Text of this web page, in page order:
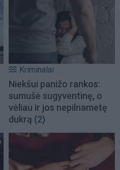
Kriminalai
Niekšui panižo rankos:
sumušė sugyventinę, o
vėliau ir jos nepilnametę
dukrą (2)